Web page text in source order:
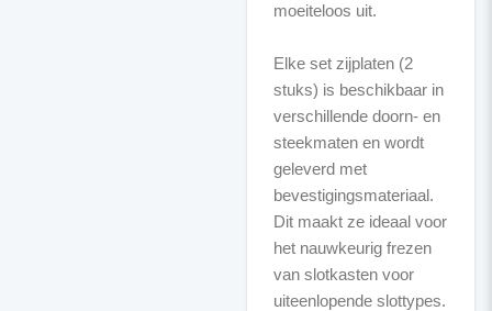
moeiteloos uit.
Elke set zijplaten (2
stuks) is beschikbaar in
verschillende doorn- en
steekmaten en wordt
geleverd met
bevestigingsmateriaal.
Dit maakt ze ideaal voor
het nauwkeurig frezen
van slotkasten voor
uiteenlopende slottypes.